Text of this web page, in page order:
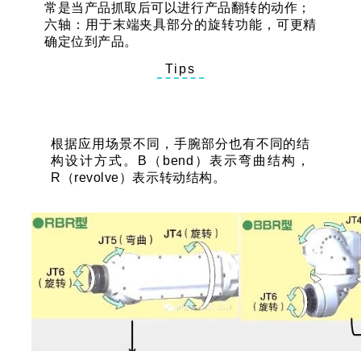
常是当产品抓取后可以进行产品翻转的动作；
六轴：用于末端夹具部分的旋转功能，可更精
确定位到产品。
Tips
根据应用场景不同，手腕部分也有不同的结
构设计方式。B（bend）表示弯曲结构，
R（revolve）表示转动结构。